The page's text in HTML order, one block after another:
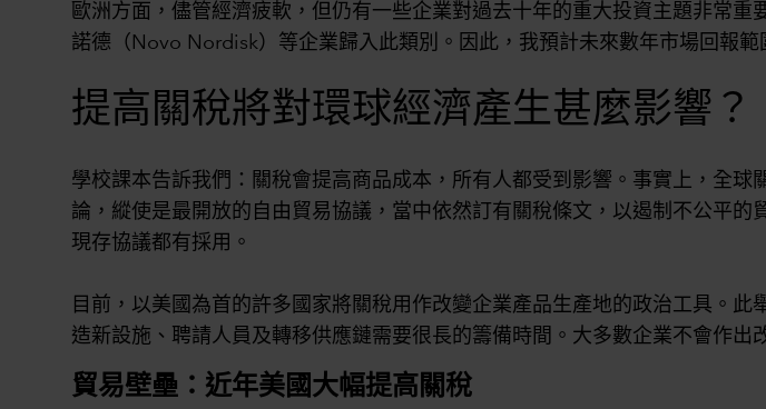
歐洲方面，儘管經濟疲軟，但仍有一些企業對過去十年的重大投資主題非常
諾德（Novo Nordisk）等企業歸入此類別。因此，我預計未來數年市場回報
提高關稅將對環球經濟產生甚麼影響？
學校課本告訴我們：關稅會提高商品成本，所有人都受到影響。事實上，全
論，縱使是最開放的自由貿易協議，當中依然訂有關稅條文，以遏制不公平
現存協議都有採用。
目前，以美國為首的許多國家將關稅用作改變企業產品生產地的政治工具。
造新設施、聘請人員及轉移供應鏈需要很長的籌備時間。大多數企業不會作出
貿易壁壘：近年美國大幅提高關稅